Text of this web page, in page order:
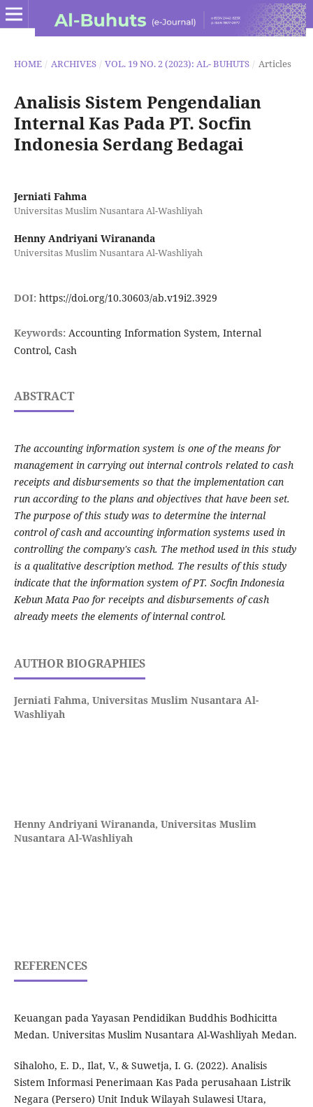
HOME / ARCHIVES / VOL. 19 NO. 2 (2023): AL- BUHUTS / Articles
Analisis Sistem Pengendalian
Internal Kas Pada PT. Socfin
Indonesia Serdang Bedagai
Jerniati Fahma
Universitas Muslim Nusantara Al-Washliyah
Henny Andriyani Wirananda
Universitas Muslim Nusantara Al-Washliyah
DOI: https://doi.org/10.30603/ab.v19i2.3929
Keywords: Accounting Information System, Internal
Control, Cash
ABSTRACT
The accounting information system is one of the means for
management in carrying out internal controls related to cash
receipts and disbursements so that the implementation can
run according to the plans and objectives that have been set.
The purpose of this study was to determine the internal
control of cash and accounting information systems used in
controlling the company's cash. The method used in this study
is a qualitative description method. The results of this study
indicate that the information system of PT. Socfin Indonesia
Kebun Mata Pao for receipts and disbursements of cash
already meets the elements of internal control.
AUTHOR BIOGRAPHIES
Jerniati Fahma, Universitas Muslim Nusantara Al-
Washliyah
Henny Andriyani Wirananda, Universitas Muslim
Nusantara Al-Washliyah
REFERENCES
Keuangan pada Yayasan Pendidikan Buddhis Bodhicitta
Medan. Universitas Muslim Nusantara Al-Washliyah Medan.
Sihaloho, E. D., Ilat, V., & Suwetja, I. G. (2022). Analisis
Sistem Informasi Penerimaan Kas Pada perusahaan Listrik
Negara (Persero) Unit Induk Wilayah Sulawesi Utara,